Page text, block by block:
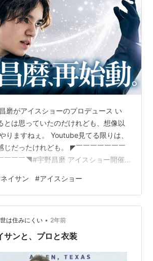
磨がアイスショーのプロデュース い
とは思っていたのだけれども、想像以
りますねぇ。 Youtube見てる限りは、
じだったけれども。 ◤￣￣￣￣￣￣￣
￣￣￣◥#宇野昌磨 アイスショー開催発
＿＿＿＿◢🗓3月19日(水) start 13:00-
pic.twitter.com/CjPd7uvlkx
ショー2025 (@IceBrave_shoma)
しか…
ネイサン #アイスショー
は住みにくい • 2年前
サンと、プロと衣装